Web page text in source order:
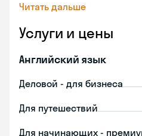
Читать дальше
Услуги и цены
Английский язык
Деловой - для бизнеса
Для путешествий
Для начинающих -